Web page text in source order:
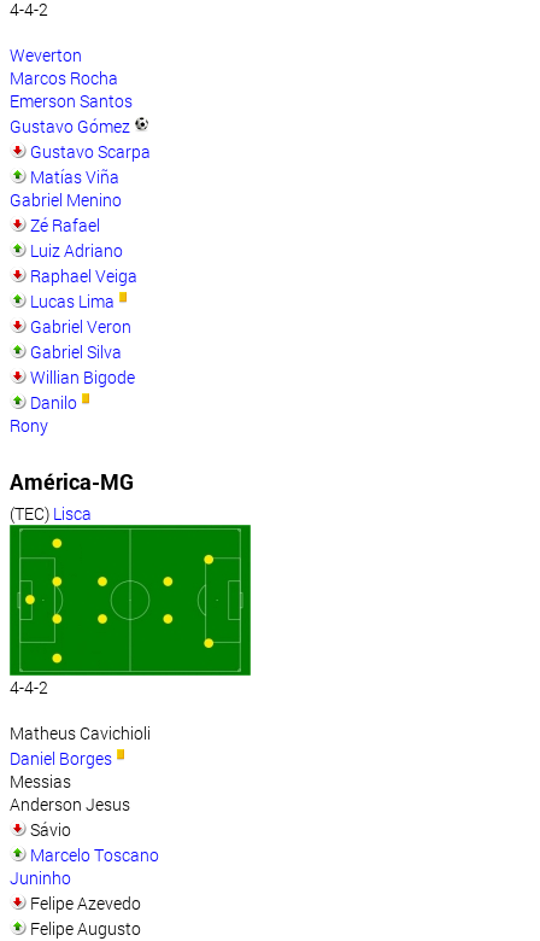
4-4-2
Weverton
Marcos Rocha
Emerson Santos
Gustavo Gómez
Gustavo Scarpa
Matías Viña
Gabriel Menino
Zé Rafael
Luiz Adriano
Raphael Veiga
Lucas Lima
Gabriel Veron
Gabriel Silva
Willian Bigode
Danilo
Rony
América-MG
(TEC) Lisca
4-4-2
Matheus Cavichioli
Daniel Borges
Messias
Anderson Jesus
Sávio
Marcelo Toscano
Juninho
Felipe Azevedo
Felipe Augusto